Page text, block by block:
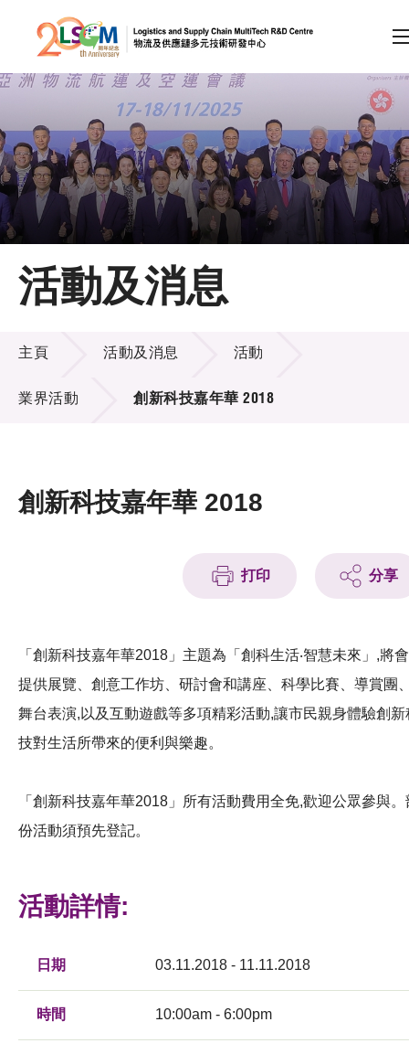
跳到內容（按回車鍵）
會員登入
A A EN 繁 简
主頁
關於LSCM
技術商品化
項目及資助計劃
活動及消息
科技分享
會籍
活動及消息
活動及消息
主頁 活動及消息 活動
業界活動 創新科技嘉年華 2018
創新科技嘉年華 2018
打印 分享
「創新科技嘉年華2018」主題為「創科生活‧智慧未來」,將會
提供展覽、創意工作坊、研討會和講座、科學比賽、導賞團
舞台表演,以及互動遊戲等多項精彩活動,讓市民親身體驗創新
技對生活所帶來的便利與樂趣。
「創新科技嘉年華2018」所有活動費用全免,歡迎公眾參與。
份活動須預先登記。
活動詳情:
日期 03.11.2018 - 11.11.2018
時間 10:00am - 6:00pm